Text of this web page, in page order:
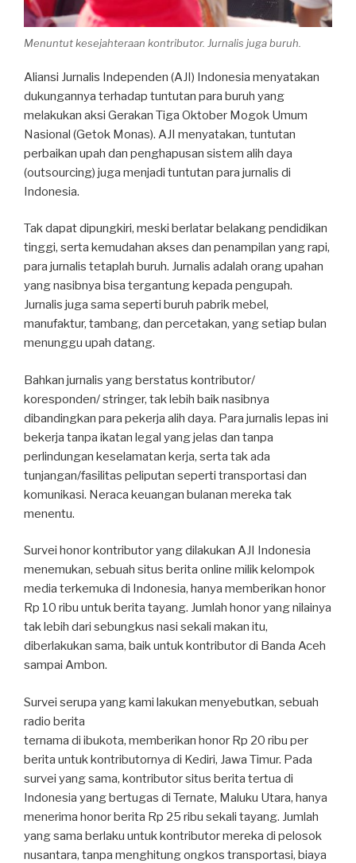
Menuntut kesejahteraan kontributor. Jurnalis juga buruh.
Aliansi Jurnalis Independen (AJI) Indonesia menyatakan
dukungannya terhadap tuntutan para buruh yang
melakukan aksi Gerakan Tiga Oktober Mogok Umum
Nasional (Getok Monas). AJI menyatakan, tuntutan
perbaikan upah dan penghapusan sistem alih daya
(outsourcing) juga menjadi tuntutan para jurnalis di
Indonesia.
Tak dapat dipungkiri, meski berlatar belakang pendidikan
tinggi, serta kemudahan akses dan penampilan yang rapi,
para jurnalis tetaplah buruh. Jurnalis adalah orang upahan
yang nasibnya bisa tergantung kepada pengupah.
Jurnalis juga sama seperti buruh pabrik mebel,
manufaktur, tambang, dan percetakan, yang setiap bulan
menunggu upah datang.
Bahkan jurnalis yang berstatus kontributor/
koresponden/ stringer, tak lebih baik nasibnya
dibandingkan para pekerja alih daya. Para jurnalis lepas ini
bekerja tanpa ikatan legal yang jelas dan tanpa
perlindungan keselamatan kerja, serta tak ada
tunjangan/fasilitas peliputan seperti transportasi dan
komunikasi. Neraca keuangan bulanan mereka tak
menentu.
Survei honor kontributor yang dilakukan AJI Indonesia
menemukan, sebuah situs berita online milik kelompok
media terkemuka di Indonesia, hanya memberikan honor
Rp 10 ribu untuk berita tayang. Jumlah honor yang nilainya
tak lebih dari sebungkus nasi sekali makan itu,
diberlakukan sama, baik untuk kontributor di Banda Aceh
sampai Ambon.
Survei serupa yang kami lakukan menyebutkan, sebuah
radio berita
ternama di ibukota, memberikan honor Rp 20 ribu per
berita untuk kontributornya di Kediri, Jawa Timur. Pada
survei yang sama, kontributor situs berita tertua di
Indonesia yang bertugas di Ternate, Maluku Utara, hanya
menerima honor berita Rp 25 ribu sekali tayang. Jumlah
yang sama berlaku untuk kontributor mereka di pelosok
nusantara, tanpa menghitung ongkos transportasi, biaya